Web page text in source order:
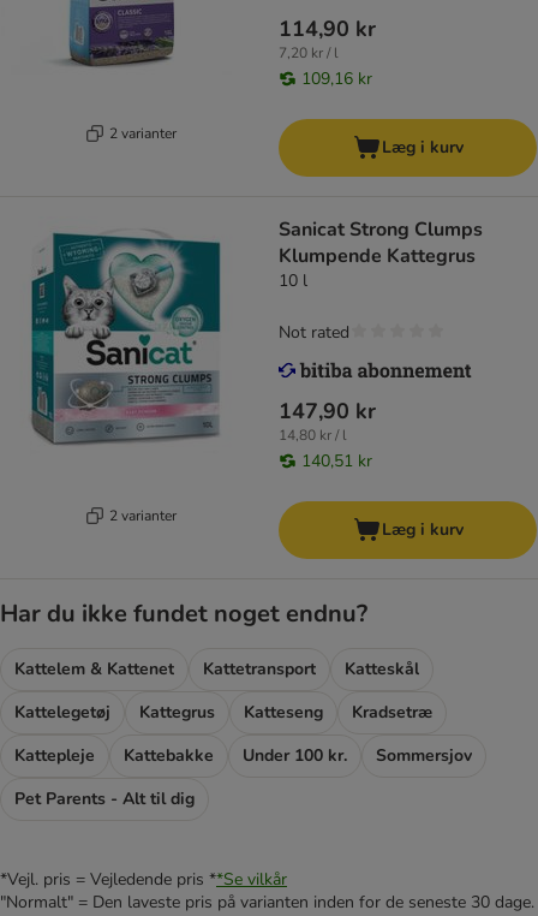
2 varianter
114,90 kr
7,20 kr / l
109,16 kr
Læg i kurv
2 varianter
Sanicat Strong Clumps
Klumpende Kattegrus
10 l
147,90 kr
14,80 kr / l
140,51 kr
Not rated
Læg i kurv
Har du ikke fundet noget endnu?
Kattelem & Kattenet Kattetransport
Katteskål
Kattelegetøj
Kattegrus Katteseng
Kradsetræ
Kattepleje
Kattebakke Under 100 kr.
Sommersjov
Pet Parents - Alt til dig
*Vejl. pris = Vejledende pris **Se vilkår
"Normalt" = Den laveste pris på varianten inden for de seneste 30 dage.